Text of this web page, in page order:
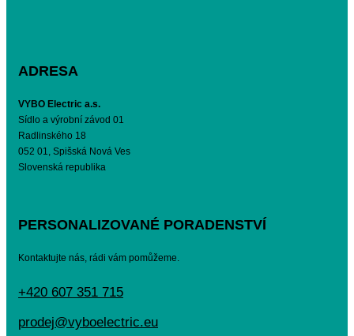
ADRESA
VYBO Electric a.s.
Sídlo a výrobní závod 01
Radlinského 18
052 01, Spišská Nová Ves
Slovenská republika
PERSONALIZOVANÉ PORADENSTVÍ
Kontaktujte nás, rádi vám pomůžeme.
+420 607 351 715
prodej@vyboelectric.eu